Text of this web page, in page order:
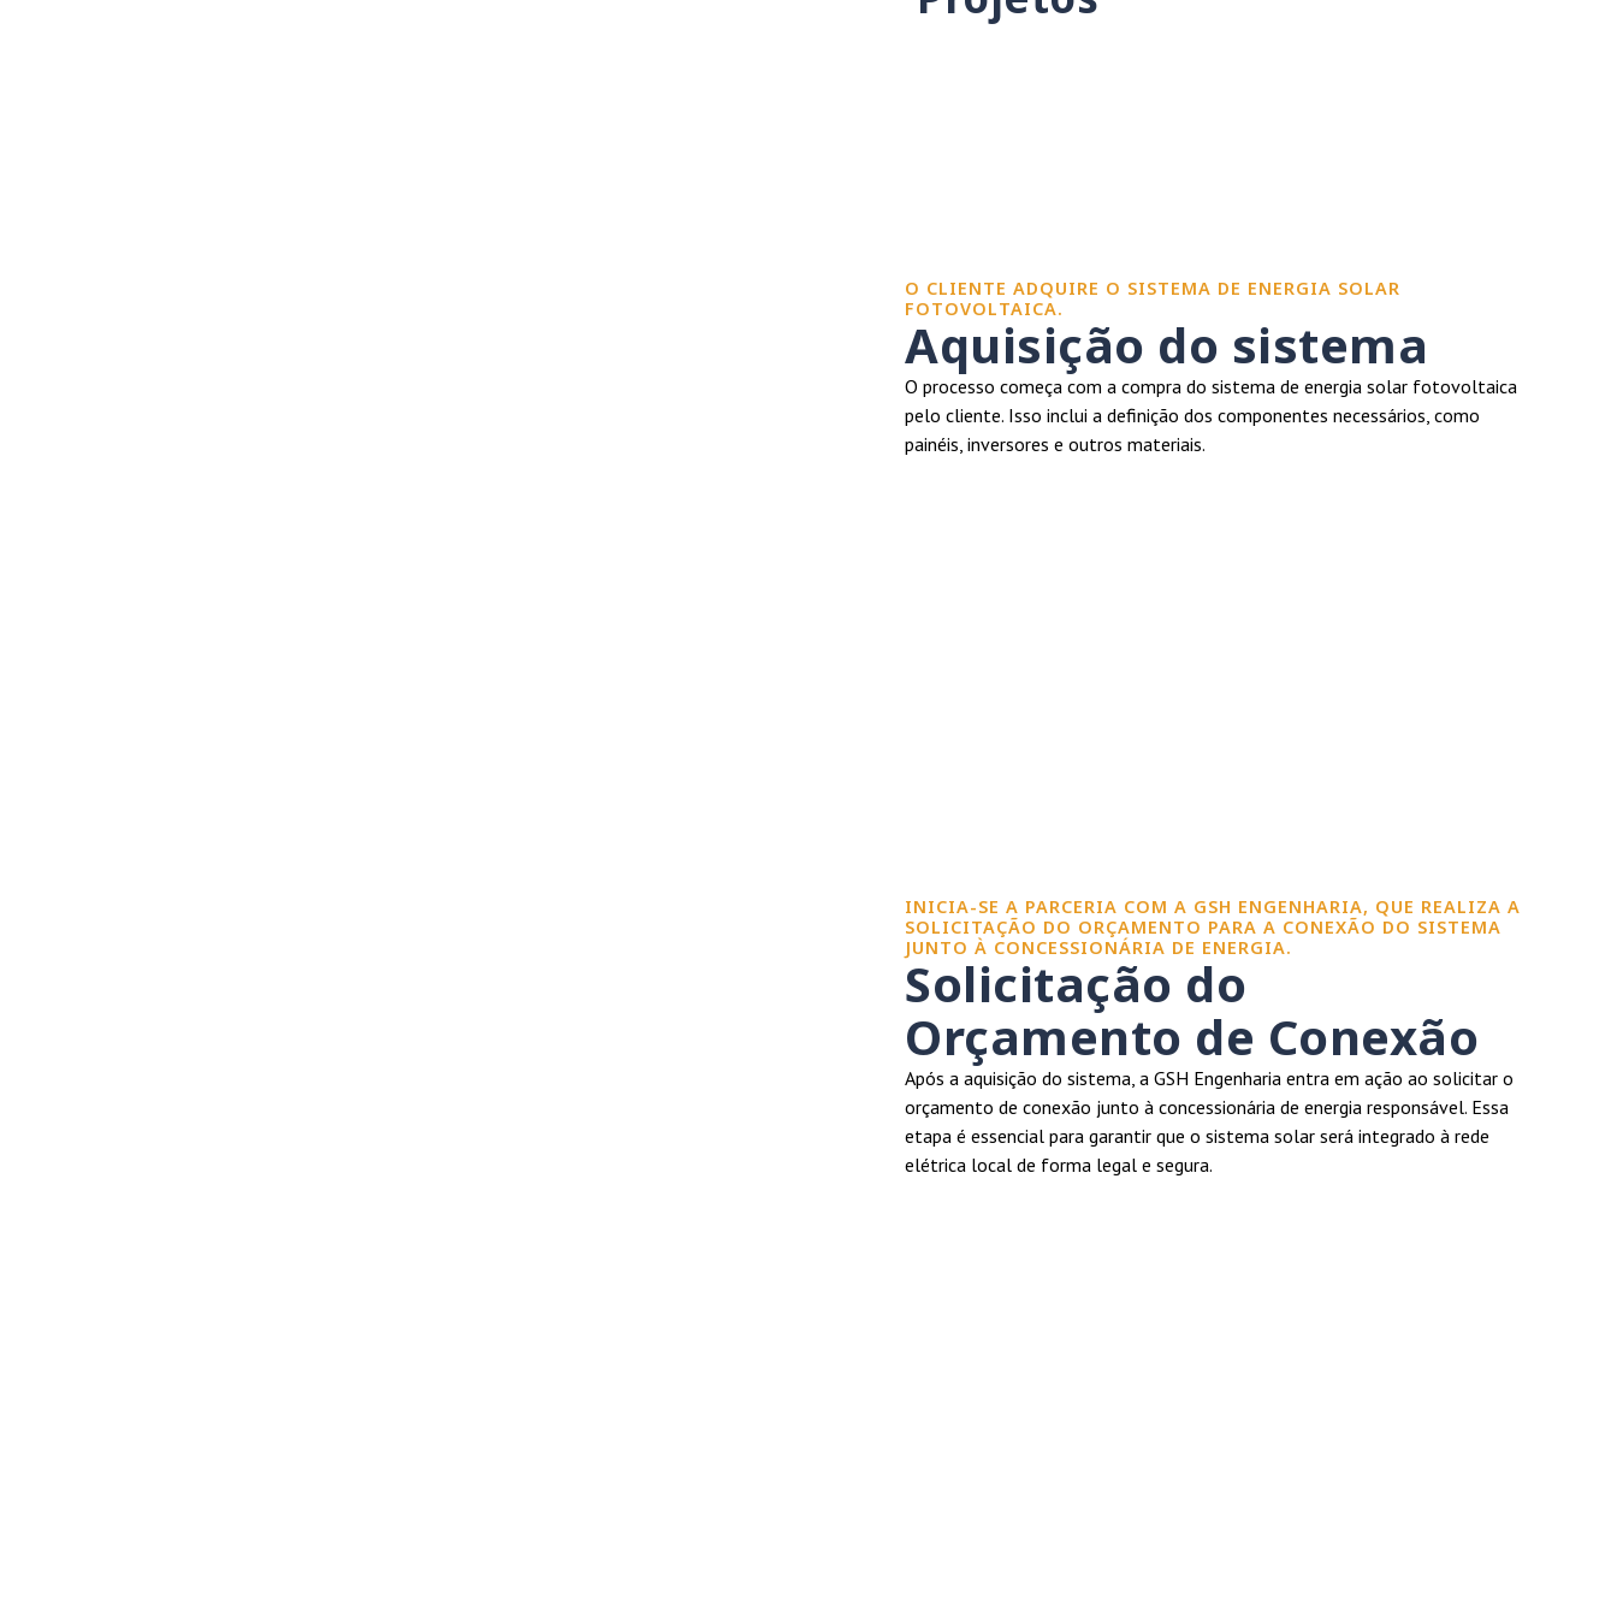
O CLIENTE ADQUIRE O SISTEMA DE ENERGIA SOLAR
FOTOVOLTAICA.
Aquisição do sistema
O processo começa com a compra do sistema de energia solar fotovoltaica
pelo cliente. Isso inclui a definição dos componentes necessários, como
painéis, inversores e outros materiais.
INICIA-SE A PARCERIA COM A GSH ENGENHARIA, QUE REALIZA A
SOLICITAÇÃO DO ORÇAMENTO PARA A CONEXÃO DO SISTEMA
JUNTO À CONCESSIONÁRIA DE ENERGIA.
Solicitação do
Orçamento de Conexão
Após a aquisição do sistema, a GSH Engenharia entra em ação ao solicitar o
orçamento de conexão junto à concessionária de energia responsável. Essa
etapa é essencial para garantir que o sistema solar será integrado à rede
elétrica local de forma legal e segura.